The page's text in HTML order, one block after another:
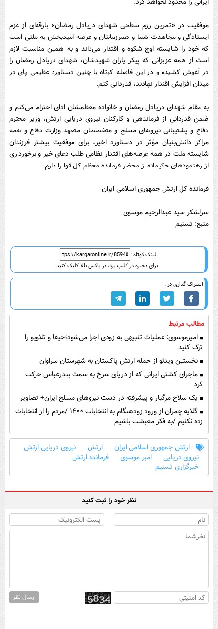
موفقیت در «تمرین رزم سطحی شهدای دریادل رمضان» بارقه‌ای از عزم
ایستادگی و مجاهدت شما و همرزمانتان و عرصه امیدبخش به ملتی است
که خود را شایسته اوج شکوه و اقتدار می‌داند و به همین مناسبت لازم
است از همه عزیزانی که پیکر یاران شهیدشان، شهدای دریادل رمضان را
در آغوش کشیده و در این فاصله کوتاه با چنین دستاورد عظیمی پای در
میدان افزایش اقتدار نهادند، قدردانی کنم.
به مقام شهدای دریادل رمضان و خانواده معظمشان ادای احترام می‌کنم و
ضمن قدردانی از فرماندهی و کارکنان نیروی دریایی ارتش، وزیر محترم
دفاع و پشتیبانی نیروهای مسلح و متخصصان متعهد وزارت دفاع و همه
مراکز دانش‌بنیان مؤثر در دستاورد اخیر، برای موفقیت‌ بیشتر فرزندان
شایسته ملت در همه عرصه‌های اقتدار نظامی طلب دعای خیر و برخورداری
از رهنمودهای حکیمانه از محضر فرمانده معظم کل قوا را دارم.
فرمانده کل ارتش جمهوری اسلامی ایران
سرلشکر سید عبدالرحیم موسوی
منبع: تسنیم
لینک کوتاه :
برای ذخیره در کلیپ برد، در باکس بالا کلیک کنید
اشتراک گذاری در :
مطالب مرتبط
امیرموسوی: عملیات تنبیهی به زودی اجرا می‌شود؛حیفا و تلاویو را
ترک کنید
نخستین ویدئو از حمله ارتش پاکستان به شهرستان سراوان
ماجرای کشتی ایرانی که از دریای سرخ به سمت بندرعباس حرکت
کرد
یک سلاح مرگبار و پیشرفته در دست نیروهای مسلح ایران+ تصاویر
گلایه چمران از ورود زودهنگام به انتخابات ۱۴۰۰ /مردم را از انتخابات
زده نکنیم /به فکر معیشت باشیم
ارتش جمهوری اسلامی ایران ارتش
نیروی دریایی ارتش
نیروی دریایی
امیر موسوی
فرمانده ارتش
خبرگزاری تسنیم
نظر خود را ثبت کنید
ارسال نظر